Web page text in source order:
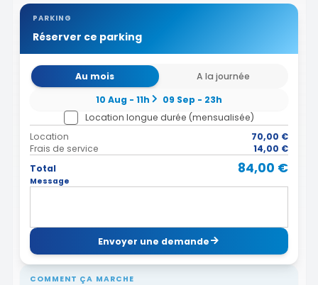
PARKING
Réserver ce parking
Au mois
A la journée
10 Aug - 11h
09 Sep - 23h
Location longue durée (mensualisée)
Location
70,00 €
Frais de service
14,00 €
Total
84,00 €
Message
Envoyer une demande
COMMENT ÇA MARCHE